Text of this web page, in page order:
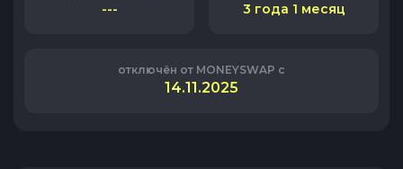
--- 3 года 1 месяц
отключён от MONEYSWAP с
14.11.2025